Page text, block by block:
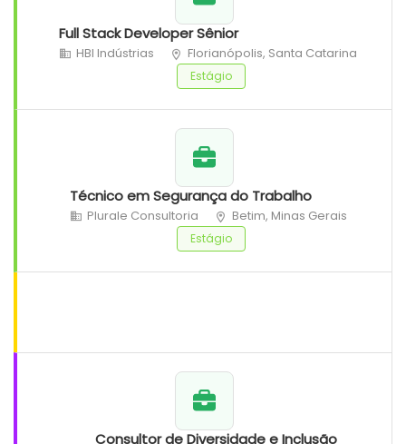
Full Stack Developer Sênior
HBI Indústrias Florianópolis, Santa Catarina
Estágio
Técnico em Segurança do Trabalho
Plurale Consultoria Betim, Minas Gerais
Estágio
Consultor de Diversidade e Inclusão